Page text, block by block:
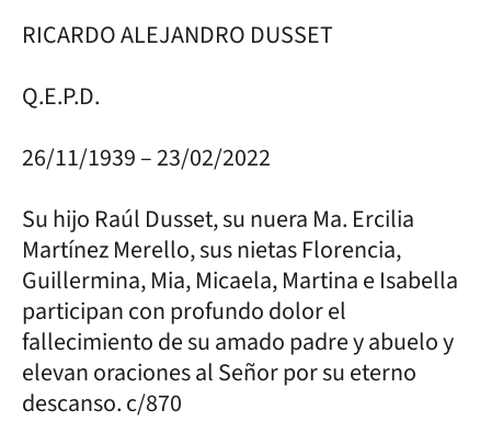
RICARDO ALEJANDRO DUSSET
Q.E.P.D.
26/11/1939 – 23/02/2022
Su hijo Raúl Dusset, su nuera Ma. Ercilia
Martínez Merello, sus nietas Florencia,
Guillermina, Mia, Micaela, Martina e Isabella
participan con profundo dolor el
fallecimiento de su amado padre y abuelo y
elevan oraciones al Señor por su eterno
descanso. c/870